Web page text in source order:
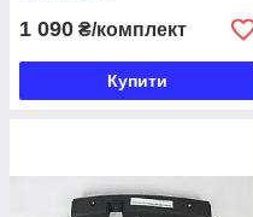
1 090 ₴/комплект
Купити